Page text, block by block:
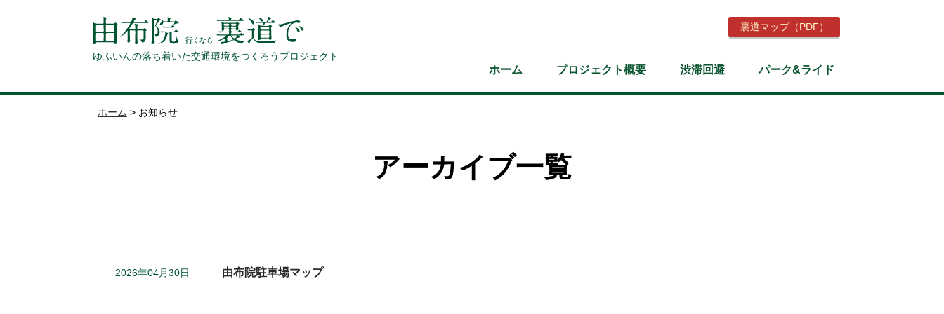
ゆふいんの落ち着いた交通環境をつくろうプロジェクト
裏道マップ（PDF）
ホーム プロジェクト概要 渋滞回避 パーク&ライド
ホーム > お知らせ
アーカイブ一覧
2026年04月30日 由布院駐車場マップ